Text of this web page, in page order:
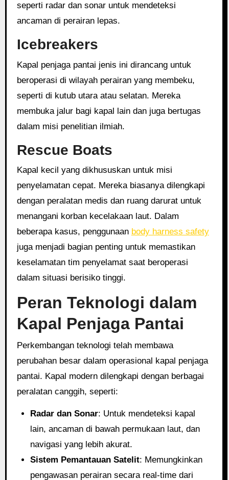
seperti radar dan sonar untuk mendeteksi
ancaman di perairan lepas.
Icebreakers
Kapal penjaga pantai jenis ini dirancang untuk
beroperasi di wilayah perairan yang membeku,
seperti di kutub utara atau selatan. Mereka
membuka jalur bagi kapal lain dan juga bertugas
dalam misi penelitian ilmiah.
Rescue Boats
Kapal kecil yang dikhususkan untuk misi
penyelamatan cepat. Mereka biasanya dilengkapi
dengan peralatan medis dan ruang darurat untuk
menangani korban kecelakaan laut. Dalam
beberapa kasus, penggunaan body harness safety
juga menjadi bagian penting untuk memastikan
keselamatan tim penyelamat saat beroperasi
dalam situasi berisiko tinggi.
Peran Teknologi dalam
Kapal Penjaga Pantai
Perkembangan teknologi telah membawa
perubahan besar dalam operasional kapal penjaga
pantai. Kapal modern dilengkapi dengan berbagai
peralatan canggih, seperti:
Radar dan Sonar: Untuk mendeteksi kapal
lain, ancaman di bawah permukaan laut, dan
navigasi yang lebih akurat.
Sistem Pemantauan Satelit: Memungkinkan
pengawasan perairan secara real-time dari